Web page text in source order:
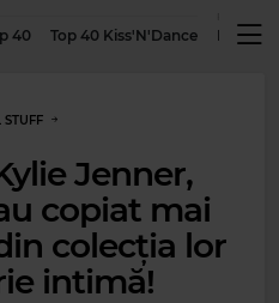
40 Top 40 Kiss'N'Dance
STUFF
Jenner,
copiat mai
colecția lor
intimă!